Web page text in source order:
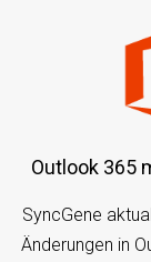
Outlook
SyncGene
Änderungen in